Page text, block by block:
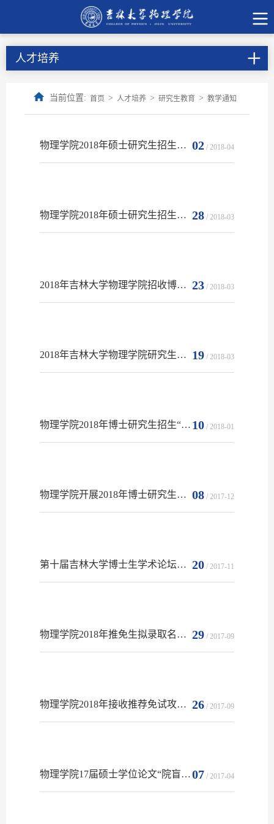
人才培养
当前位置: 首页 > 人才培养 > 研究生教育 > 教学通知
02 / 2018-04
物理学院2018年硕士研究生招生拟录取名单公示（二）
28 / 2018-03
物理学院2018年硕士研究生招生拟录取名单公示
23 / 2018-03
2018年吉林大学物理学院招收博士研究生复试工作办法
19 / 2018-03
2018年吉林大学物理学院研究生招生复试工作办法
10 / 2018-01
物理学院2018年博士研究生招生“申请考核制”拟录取名单公示
08 / 2017-12
物理学院开展2018年博士研究生招生“申请考核制”的通知
20 / 2017-11
第十届吉林大学博士生学术论坛分论坛“功能材料制备、物理与器件”征文启事
29 / 2017-09
物理学院2018年推免生拟录取名单公示
26 / 2017-09
物理学院2018年接收推荐免试攻读硕士学位研究生复试工作办法
07 / 2017-04
物理学院17届硕士学位论文“院盲”评审名单